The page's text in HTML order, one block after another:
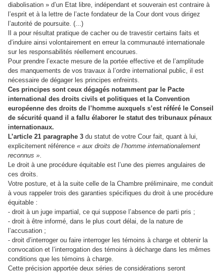
diabolisation » d’un Etat libre, indépendant et souverain est contraire à
l’esprit et à la lettre de l’acte fondateur de la Cour dont vous dirigez
l’autorité de poursuite. (...)
Il a pour résultat pratique de cacher ou de travestir certains faits et
d’induire ainsi volontairement en erreur la communauté internationale
sur les responsabilités réellement encourues.
Pour prendre l’exacte mesure de la portée effective et de l’amplitude
des manquements de vos travaux à l’ordre international public, il est
nécessaire de dégager les principes enfreints.
Ces principes sont ceux dégagés notamment par le Pacte
international des droits civils et politiques et la Convention
européenne des droits de l’homme auxquels s’est référé le Conseil
de sécurité quand il a fallu élaborer le statut des tribunaux pénaux
internationaux.
L’article 21 paragraphe 3 du statut de votre Cour fait, quant à lui,
explicitement référence « aux droits de l’homme internationalement
reconnus ».
Le droit à une procédure équitable est l’une des pierres angulaires de
ces droits.
Votre posture, et à la suite celle de la Chambre préliminaire, me conduit
à vous rappeler trois des garanties spécifiques du droit à une procédure
équitable :
- droit à un juge impartial, ce qui suppose l’absence de parti pris ;
- droit à être informé, dans le plus court délai, de la nature de
l’accusation ;
- droit d’interroger ou faire interroger les témoins à charge et obtenir la
convocation et l’interrogation des témoins à décharge dans les mêmes
conditions que les témoins à charge.
Cette précision apportée deux séries de considérations seront